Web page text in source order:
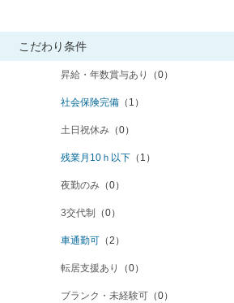
こだわり条件
昇給・年数賞与あり （0）
社会保険完備 （1）
土日祝休み （0）
残業月10ｈ以下 （1）
夜勤のみ （0）
3交代制 （0）
車通勤可 （2）
転居支援あり （0）
ブランク・未経験可 （0）